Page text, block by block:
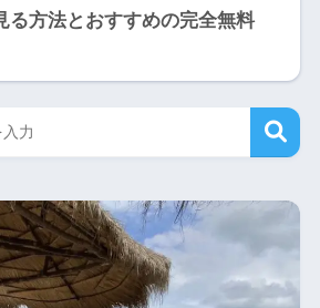
る方法とおすすめの完全無料